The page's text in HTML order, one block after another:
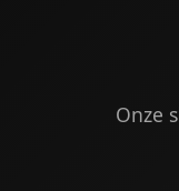
Onze